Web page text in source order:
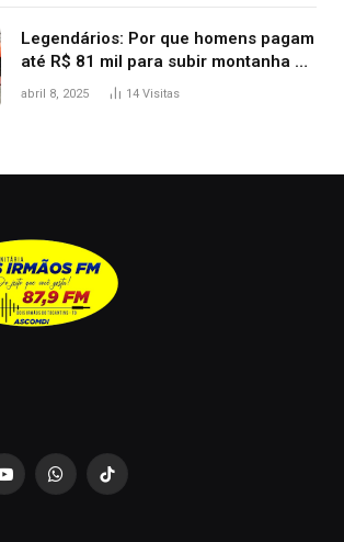
Legendários: Por que homens pagam
até R$ 81 mil para subir montanha e
melhorar casamento?
abril 8, 2025 14 Visitas
YouTubeWhatsAppTikTok